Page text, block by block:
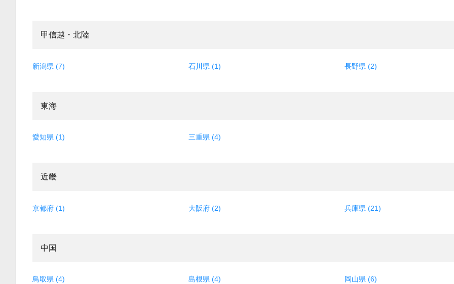
甲信越・北陸
新潟県 (7) 石川県 (1) 長野県 (2)
東海
愛知県 (1) 三重県 (4)
近畿
京都府 (1) 大阪府 (2) 兵庫県 (21)
中国
鳥取県 (4) 島根県 (4) 岡山県 (6)